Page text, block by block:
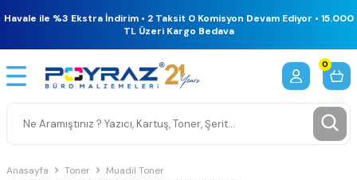
Havale ile %3 Ekstra İndirim • 2 Taksit 0 Komisyon Devam Ediyor • 15.000
TL Üzeri Kargo Bedava
0
Anasayfa Toner
Muadil Toner